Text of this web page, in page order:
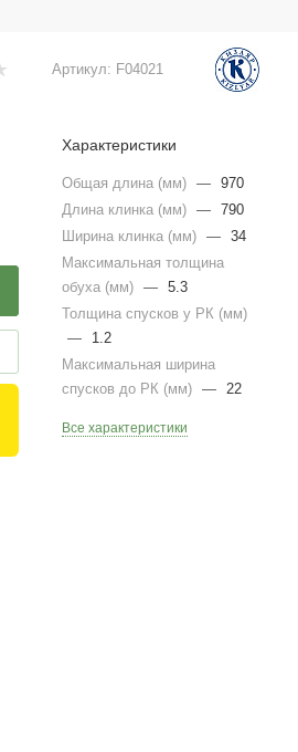
Артикул: F04021
Характеристики
Общая длина (мм) —
970
Длина клинка (мм)
—
790
Ширина клинка (мм)
—
34
Максимальная толщина
обуха (мм)
—
5.3
Толщина спусков у РК (мм)
—
1.2
Максимальная ширина
спусков до РК (мм)
— 22
Все характеристики